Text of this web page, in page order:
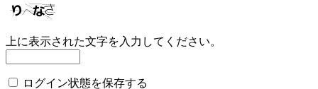
上に表示された文字を入力してください。
ログイン状態を保存する